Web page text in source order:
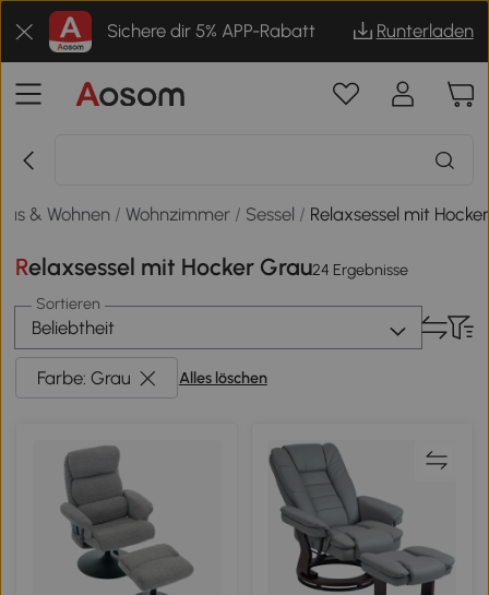
Sichere dir 5% APP-Rabatt Runterladen
& Wohnen /Wohnzimmer / Sessel / Relaxsessel mit Hocker
Relaxsessel mit Hocker Grau24 Ergebnisse
Sortieren
Beliebtheit
Farbe: Grau Alles löschen